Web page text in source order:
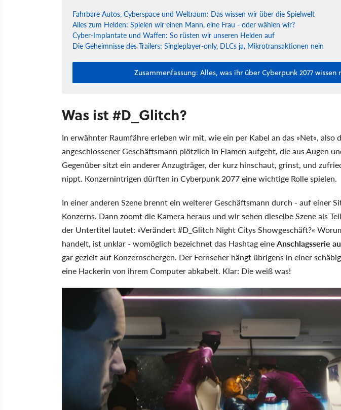
Fahrbare Autos, Cyberspace und Weltraum: Das wissen wir über die Spielwelt
Alles zum Helden: Spielen wir einen Mann, eine Frau - oder wählen wir?
Cyber-Implantate und Waffen: So rüsten wir unseren Helden auf
Die Geheimnisse des Trailers: Singleplayer-only, DLCs ja, Mikrotransaktionen nein
Zusammenfassung: Alles, was ihr über Cyberpunk 2077 wissen
Was ist #D_Glitch?
In erwähnter Raumfähre erleben wir mit, wie ein per Kabel an das »Net«, also
angeschlossener Geschäftsmann plötzlich in Flamen aufgeht, die aus Augen
Gegenüber sitzt ein anderer Anzugträger, der kurz hinschaut, grinst, und
nippt. Konzernintrigen dürften in Cyberpunk 2077 eine wichtige Rolle spielen.
In einer anderen Szene brennt ein weiterer Geschäftsmann durch - auf einer
Konzerns. Dann zoomt die Kamera heraus und wir sehen dieselbe Szene als
der Untertitel lautet: »Verändert #D_Glitch Night Citys Showgeschäft?«
handelt, ist unklar - womöglich bezeichnet das Hashtag eineAnschlagsserie
gar gezielt auf Konzernschergen. Der Fernseher hängt übrigens in einer
eine Hackerin von ihrem Computer abkabelt. Klar: Die weiß was!